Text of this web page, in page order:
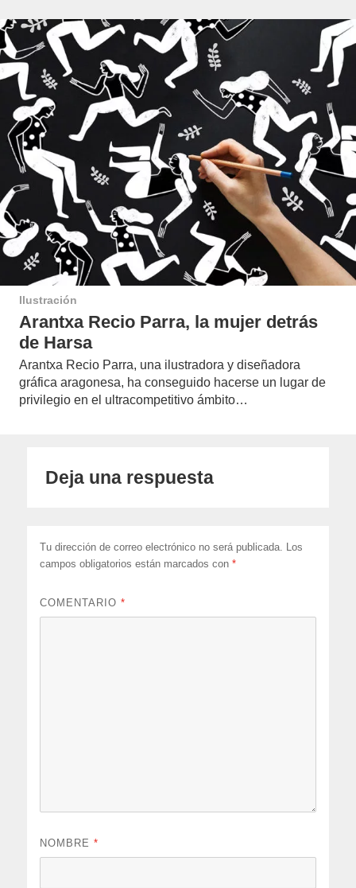
Ilustración
Arantxa Recio Parra, la mujer detrás
de Harsa
Arantxa Recio Parra, una ilustradora y diseñadora
gráfica aragonesa, ha conseguido hacerse un lugar de
privilegio en el ultracompetitivo ámbito…
Deja una respuesta
Tu dirección de correo electrónico no será publicada.
Los
campos obligatorios están marcados con*
COMENTARIO*
NOMBRE*